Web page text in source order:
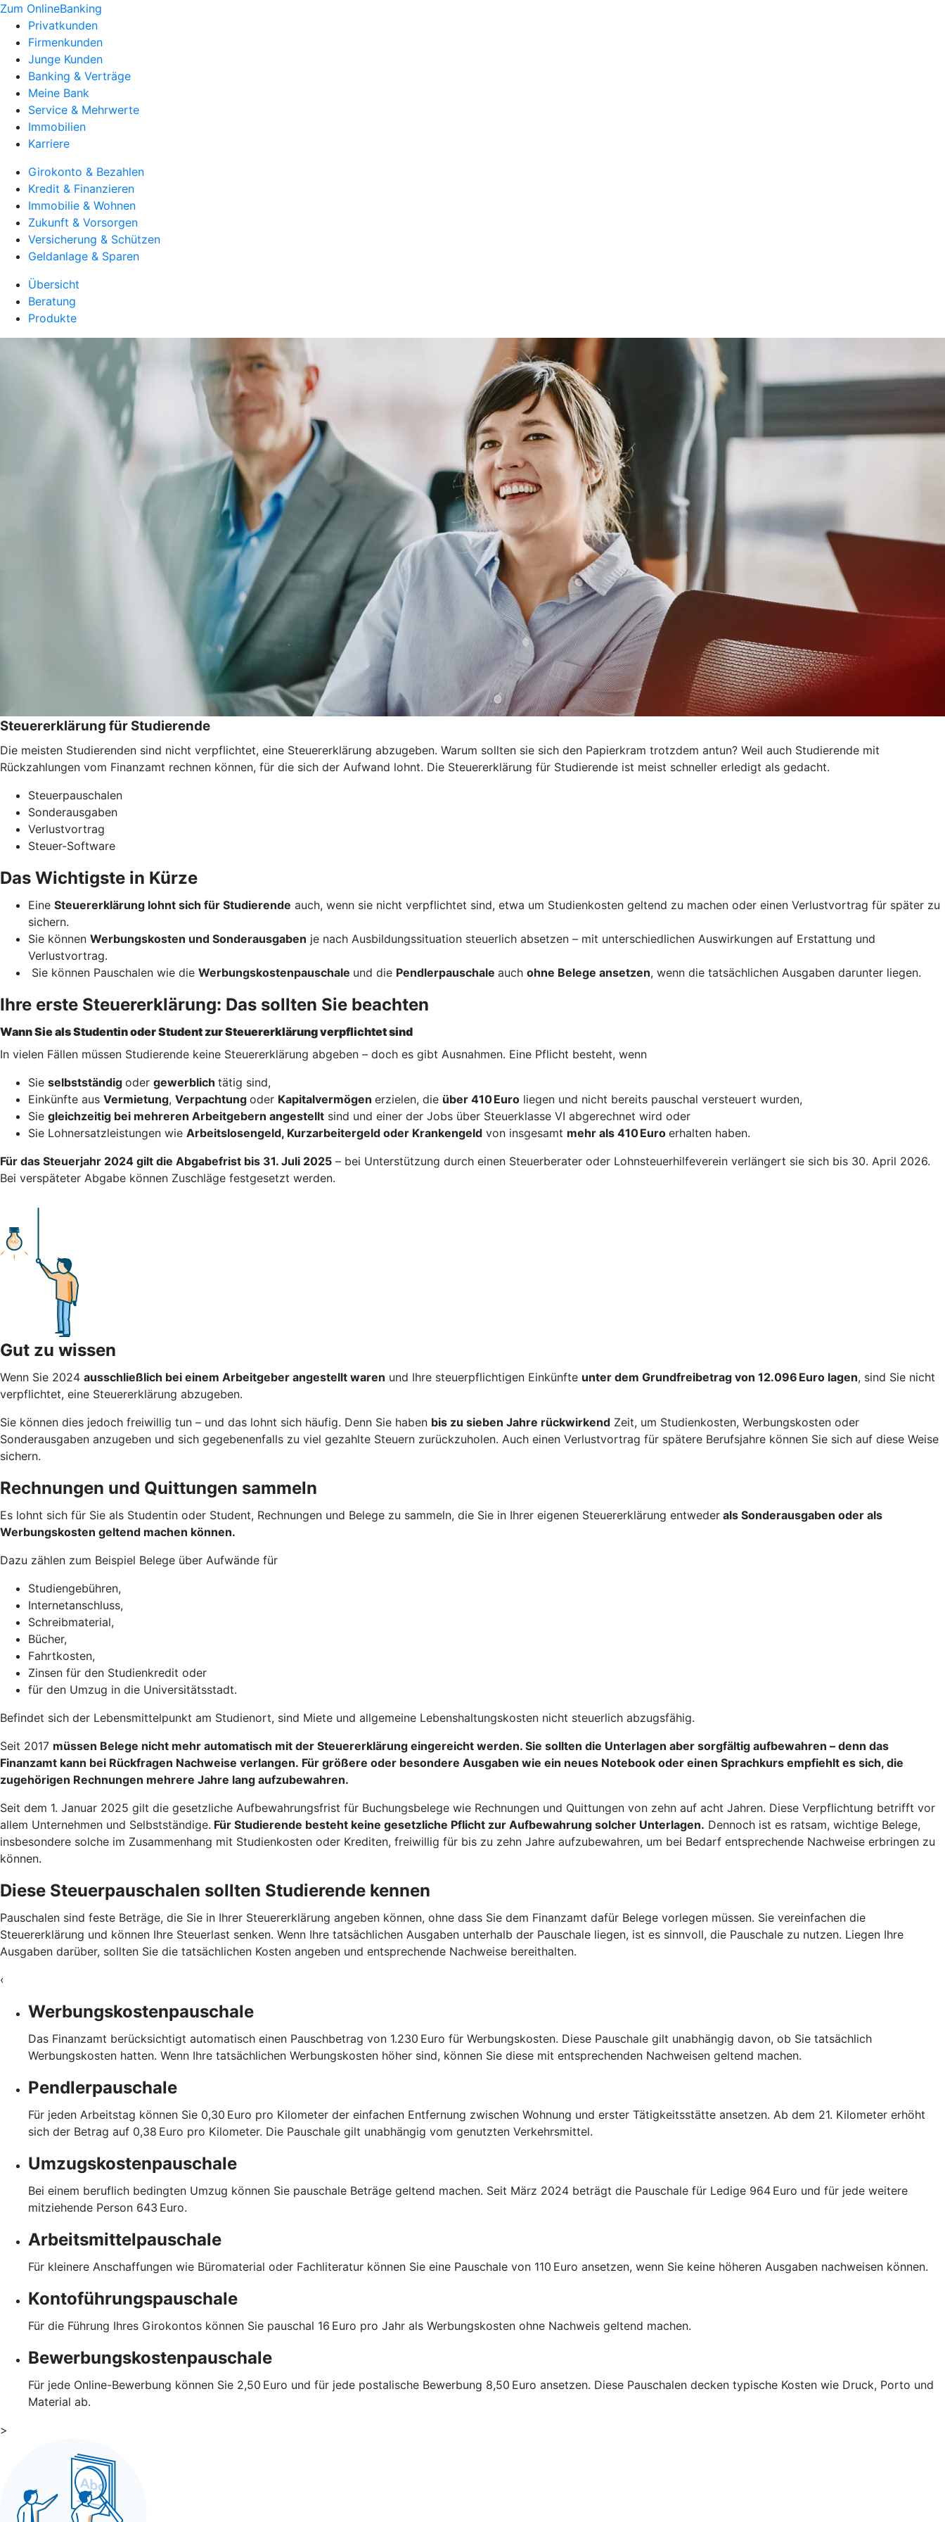
Zum OnlineBanking
Privatkunden
Firmenkunden
Junge Kunden
Banking & Verträge
Meine Bank
Service & Mehrwerte
Immobilien
Karriere
Girokonto & Bezahlen
Kredit & Finanzieren
Immobilie & Wohnen
Zukunft & Vorsorgen
Versicherung & Schützen
Geldanlage & Sparen
Übersicht
Beratung
Produkte
Steuererklärung für Studierende
Die meisten Studierenden sind nicht verpflichtet, eine Steuererklärung abzugeben. Warum sollten sie sich den Papierkram trotzdem antun? Weil auch Studierende mit
Rückzahlungen vom Finanzamt rechnen können, für die sich der Aufwand lohnt. Die Steuererklärung für Studierende ist meist schneller erledigt als gedacht.
Steuerpauschalen
Sonderausgaben
Verlustvortrag
Steuer-Software
Das Wichtigste in Kürze
Eine Steuererklärung lohnt sich für Studierende auch, wenn sie nicht verpflichtet sind, etwa um Studienkosten geltend zu machen oder einen Verlustvortrag für später zu
sichern.
Sie können Werbungskosten und Sonderausgaben je nach Ausbildungssituation steuerlich absetzen – mit unterschiedlichen Auswirkungen auf Erstattung und
Verlustvortrag.
Sie können Pauschalen wie die Werbungskostenpauschale und die Pendlerpauschale auch ohne Belege ansetzen, wenn die tatsächlichen Ausgaben darunter liegen.
Ihre erste Steuererklärung: Das sollten Sie beachten
Wann Sie als Studentin oder Student zur Steuererklärung verpflichtet sind
In vielen Fällen müssen Studierende keine Steuererklärung abgeben – doch es gibt Ausnahmen. Eine Pflicht besteht, wenn
Sie selbstständig oder gewerblich tätig sind,
Einkünfte aus Vermietung, Verpachtung oder Kapitalvermögen erzielen, die über 410 Euro liegen und nicht bereits pauschal versteuert wurden,
Sie gleichzeitig bei mehreren Arbeitgebern angestellt sind und einer der Jobs über Steuerklasse VI abgerechnet wird oder
Sie Lohnersatzleistungen wie Arbeitslosengeld, Kurzarbeitergeld oder Krankengeld von insgesamt mehr als 410 Euro erhalten haben.
Für das Steuerjahr 2024 gilt die Abgabefrist bis 31. Juli 2025 – bei Unterstützung durch einen Steuerberater oder Lohnsteuerhilfeverein verlängert sie sich bis 30. April 2026.
Bei verspäteter Abgabe können Zuschläge festgesetzt werden.
Gut zu wissen
Wenn Sie 2024 ausschließlich bei einem Arbeitgeber angestellt waren und Ihre steuerpflichtigen Einkünfte unter dem Grundfreibetrag von 12.096 Euro lagen, sind Sie nicht
verpflichtet, eine Steuererklärung abzugeben.
Sie können dies jedoch freiwillig tun – und das lohnt sich häufig. Denn Sie haben bis zu sieben Jahre rückwirkend Zeit, um Studienkosten, Werbungskosten oder
Sonderausgaben anzugeben und sich gegebenenfalls zu viel gezahlte Steuern zurückzuholen. Auch einen Verlustvortrag für spätere Berufsjahre können Sie sich auf diese Weise
sichern.
Rechnungen und Quittungen sammeln
Es lohnt sich für Sie als Studentin oder Student, Rechnungen und Belege zu sammeln, die Sie in Ihrer eigenen Steuererklärung entweder als Sonderausgaben oder als
Werbungskosten geltend machen können.
Dazu zählen zum Beispiel Belege über Aufwände für
Studiengebühren,
Internetanschluss,
Schreibmaterial,
Bücher,
Fahrtkosten,
Zinsen für den Studienkredit oder
für den Umzug in die Universitätsstadt.
Befindet sich der Lebensmittelpunkt am Studienort, sind Miete und allgemeine Lebenshaltungskosten nicht steuerlich abzugsfähig.
Seit 2017 müssen Belege nicht mehr automatisch mit der Steuererklärung eingereicht werden. Sie sollten die Unterlagen aber sorgfältig aufbewahren – denn das
Finanzamt kann bei Rückfragen Nachweise verlangen. Für größere oder besondere Ausgaben wie ein neues Notebook oder einen Sprachkurs empfiehlt es sich, die
zugehörigen Rechnungen mehrere Jahre lang aufzubewahren.
Seit dem 1. Januar 2025 gilt die gesetzliche Aufbewahrungsfrist für Buchungsbelege wie Rechnungen und Quittungen von zehn auf acht Jahren. Diese Verpflichtung betrifft vor
allem Unternehmen und Selbstständige. Für Studierende besteht keine gesetzliche Pflicht zur Aufbewahrung solcher Unterlagen. Dennoch ist es ratsam, wichtige Belege,
insbesondere solche im Zusammenhang mit Studienkosten oder Krediten, freiwillig für bis zu zehn Jahre aufzubewahren, um bei Bedarf entsprechende Nachweise erbringen zu
können.
Diese Steuerpauschalen sollten Studierende kennen
Pauschalen sind feste Beträge, die Sie in Ihrer Steuererklärung angeben können, ohne dass Sie dem Finanzamt dafür Belege vorlegen müssen. Sie vereinfachen die
Steuererklärung und können Ihre Steuerlast senken. Wenn Ihre tatsächlichen Ausgaben unterhalb der Pauschale liegen, ist es sinnvoll, die Pauschale zu nutzen. Liegen Ihre
Ausgaben darüber, sollten Sie die tatsächlichen Kosten angeben und entsprechende Nachweise bereithalten.
‹
Werbungskostenpauschale
Das Finanzamt berücksichtigt automatisch einen Pauschbetrag von 1.230 Euro für Werbungskosten. Diese Pauschale gilt unabhängig davon, ob Sie tatsächlich
Werbungskosten hatten. Wenn Ihre tatsächlichen Werbungskosten höher sind, können Sie diese mit entsprechenden Nachweisen geltend machen.
Pendlerpauschale
Für jeden Arbeitstag können Sie 0,30 Euro pro Kilometer der einfachen Entfernung zwischen Wohnung und erster Tätigkeitsstätte ansetzen. Ab dem 21. Kilometer erhöht
sich der Betrag auf 0,38 Euro pro Kilometer. Die Pauschale gilt unabhängig vom genutzten Verkehrsmittel.
Umzugskostenpauschale
Bei einem beruflich bedingten Umzug können Sie pauschale Beträge geltend machen. Seit März 2024 beträgt die Pauschale für Ledige 964 Euro und für jede weitere
mitziehende Person 643 Euro.
Arbeitsmittelpauschale
Für kleinere Anschaffungen wie Büromaterial oder Fachliteratur können Sie eine Pauschale von 110 Euro ansetzen, wenn Sie keine höheren Ausgaben nachweisen können.
Kontoführungspauschale
Für die Führung Ihres Girokontos können Sie pauschal 16 Euro pro Jahr als Werbungskosten ohne Nachweis geltend machen.
Bewerbungskostenpauschale
Für jede Online-Bewerbung können Sie 2,50 Euro und für jede postalische Bewerbung 8,50 Euro ansetzen. Diese Pauschalen decken typische Kosten wie Druck, Porto und
Material ab.
>